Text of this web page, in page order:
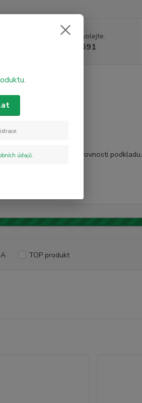
Nevíte si rady? Zavolejte.
+420 731 199 591
vyrovnat drobné nerovnosti podkladu.
TOP produkt
údajů.